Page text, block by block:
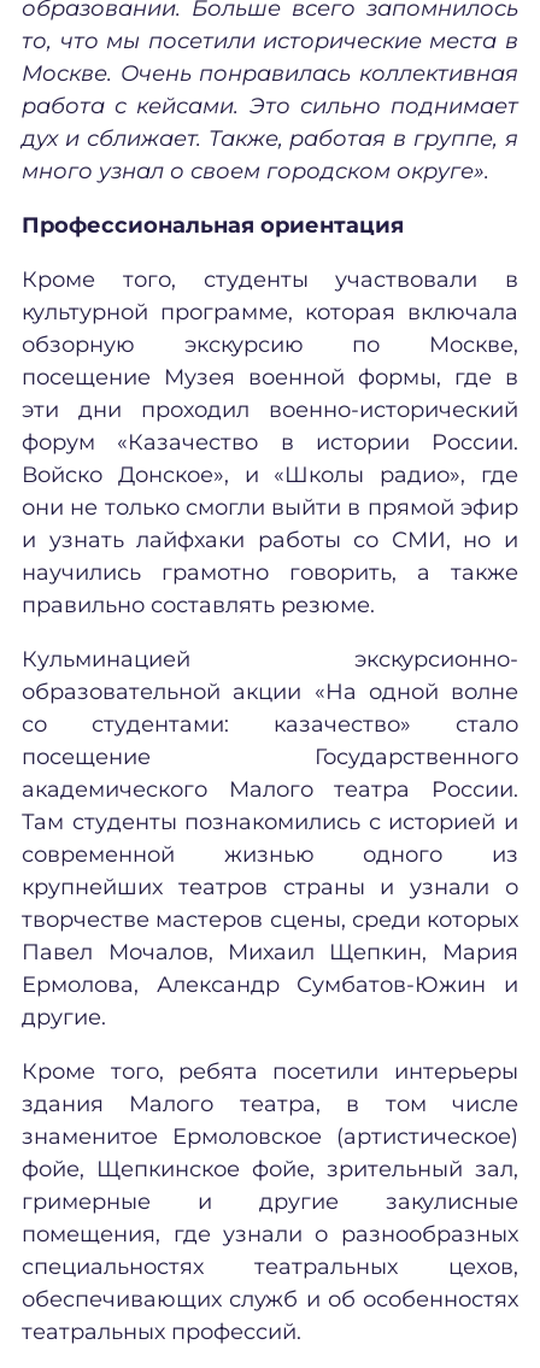
образовании. Больше всего запомнилось
то, что мы посетили исторические места в
Москве. Очень понравилась коллективная
работа с кейсами. Это сильно поднимает
дух и сближает. Также, работая в группе, я
много узнал о своем городском округе».
Профессиональная ориентация
Кроме того, студенты участвовали в
культурной программе, которая включала
обзорную экскурсию по Москве,
посещение Музея военной формы, где в
эти дни проходил военно-исторический
форум «Казачество в истории России.
Войско Донское», и «Школы радио», где
они не только смогли выйти в прямой эфир
и узнать лайфхаки работы со СМИ, но и
научились грамотно говорить, а также
правильно составлять резюме.
Кульминацией экскурсионно-
образовательной акции «На одной волне
со студентами: казачество» стало
посещение Государственного
академического Малого театра России.
Там студенты познакомились с историей и
современной жизнью одного из
крупнейших театров страны и узнали о
творчестве мастеров сцены, среди которых
Павел Мочалов, Михаил Щепкин, Мария
Ермолова, Александр Сумбатов-Южин и
другие.
Кроме того, ребята посетили интерьеры
здания Малого театра, в том числе
знаменитое Ермоловское (артистическое)
фойе, Щепкинское фойе, зрительный зал,
гримерные и другие закулисные
помещения, где узнали о разнообразных
специальностях театральных цехов,
обеспечивающих служб и об особенностях
театральных профессий.